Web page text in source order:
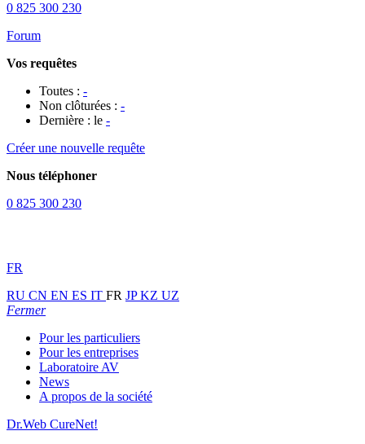
0 825 300 230
Forum
Vos requêtes
Toutes : -
Non clôturées : -
Dernière : le -
Créer une nouvelle requête
Nous téléphoner
0 825 300 230
FR
RU CN EN ES IT FR JPKZ UZ
Fermer
Pour les particuliers
Pour les entreprises
Laboratoire AV
News
A propos de la société
Dr.Web CureNet!